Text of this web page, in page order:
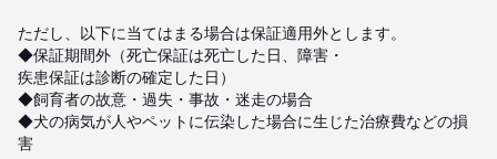
ただし、以下に当てはまる場合は保証適用外とします。
◆保証期間外（死亡保証は死亡した日、障害・
疾患保証は診断の確定した日）
◆飼育者の故意・過失・事故・迷走の場合
◆犬の病気が人やペットに伝染した場合に生じた治療費などの損
害